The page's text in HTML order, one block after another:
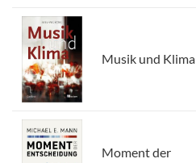
Musik und Klima
Moment der